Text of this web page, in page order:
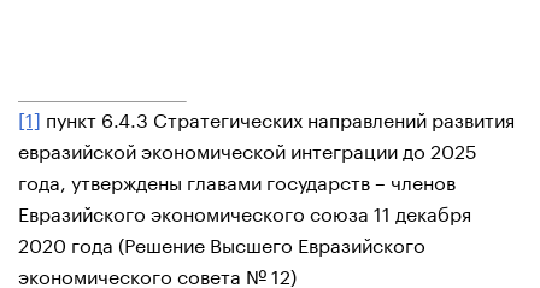
[1] пункт 6.4.3 Стратегических направлений развития
евразийской экономической интеграции до 2025
года, утверждены главами государств – членов
Евразийского экономического союза 11 декабря
2020 года (Решение Высшего Евразийского
экономического совета № 12)